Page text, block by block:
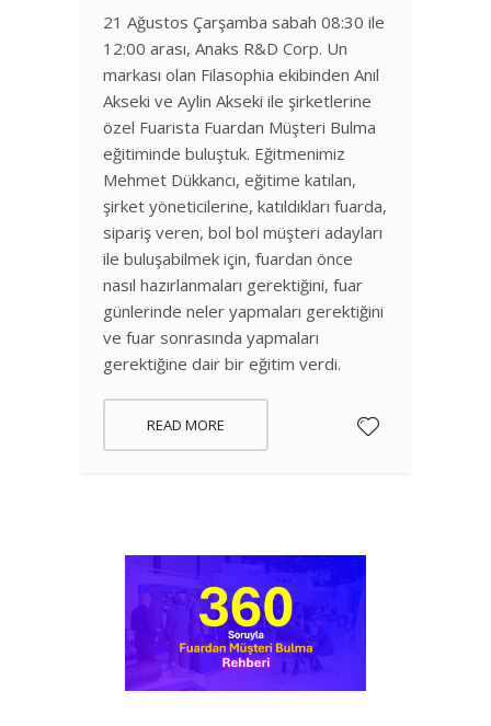
21 Ağustos Çarşamba sabah 08:30 ile
12:00 arası, Anaks R&D Corp. Un
markası olan Filasophia ekibinden Anıl
Akseki ve Aylin Akseki ile şirketlerine
özel Fuarista Fuardan Müşteri Bulma
eğitiminde buluştuk. Eğitmenimiz
Mehmet Dükkancı, eğitime katılan,
şirket yöneticilerine, katıldıkları fuarda,
sipariş veren, bol bol müşteri adayları
ile buluşabilmek için, fuardan önce
nasıl hazırlanmaları gerektiğini, fuar
günlerinde neler yapmaları gerektiğini
ve fuar sonrasında yapmaları
gerektiğine dair bir eğitim verdi.
READ MORE